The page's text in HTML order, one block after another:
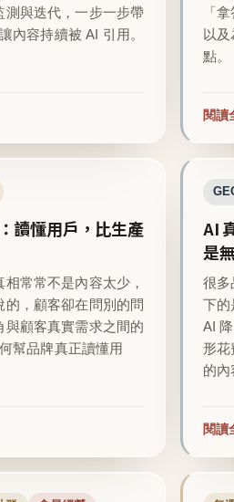
測與迭代，一步一步帶
內容持續被 AI 引用。
「
以
點。
閱讀
讀懂用戶，比生產
常常不是內容太少，
，顧客卻在問別的問
與顧客真實需求之間的
幫品牌真正讀懂用
AI
是
很多
下的
AI
形
的內
閱讀